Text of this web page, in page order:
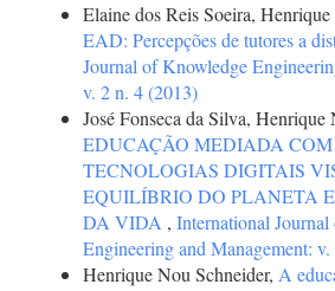
Elaine dos Reis Soeira,
EAD: Percepções de tutores a
Journal of Knowledge
v. 2 n. 4 (2013)
José Fonseca da Silva, Henrique
EDUCAÇÃO MEDIADA
TECNOLOGIAS DIGITAIS
EQUILÍBRIO DO PLANETA
DA VIDA , International
Engineering and Management:
Henrique Nou Schneider, A